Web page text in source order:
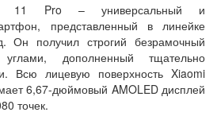
11 Pro – универсальный и
представленный в линейке
Он получил строгий безрамочный
дополненный тщательно
Всю лицевую поверхность Xiaomi
6,67-дюймовый AMOLED дисплей
точек.